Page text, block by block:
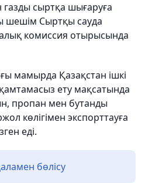
газды сыртқа шығаруға
шешім Сыртқы сауда
комиссия отырысында
мамырда Қазақстан ішкі
ету мақсатында
пропан мен бутанды
көлігімен экспорттауға
еді.
бөлісу